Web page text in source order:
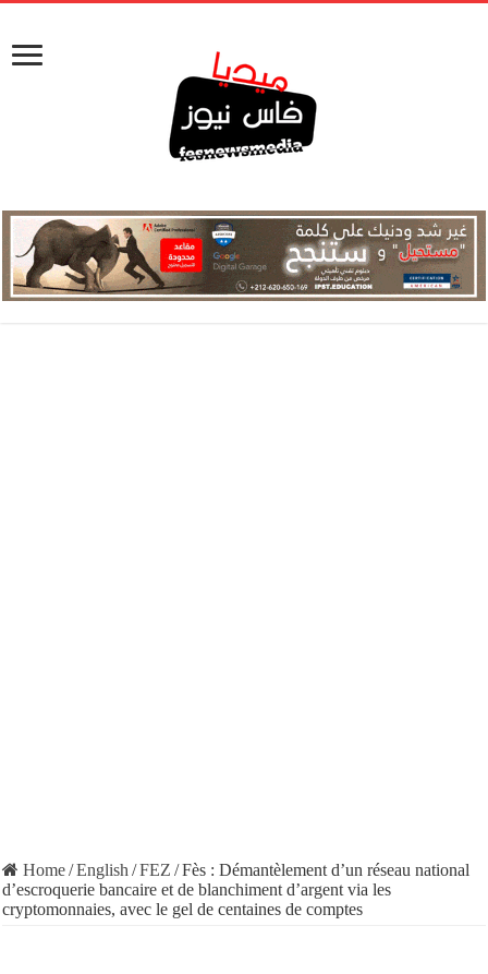
Home/English /FEZ /Fès : Démantèlement d’un réseau national
d’escroquerie bancaire et de blanchiment d’argent via les
cryptomonnaies, avec le gel de centaines de comptes